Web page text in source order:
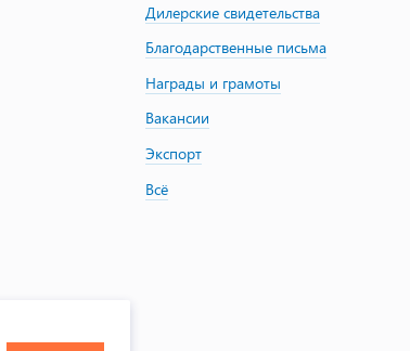
Дилерские свидетельства
Благодарственные письма
Награды и грамоты
Вакансии
Экспорт
Всё